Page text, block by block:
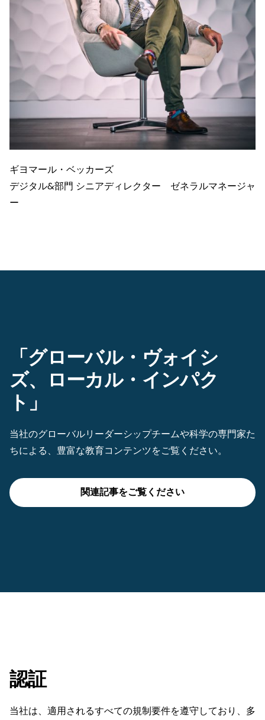
ギヨマール・ベッカーズ
デジタル&部門 シニアディレクター ゼネラルマネージャ
ー
「グローバル・ヴォイシ
ズ、ローカル・インパク
ト」
当社のグローバルリーダーシップチームや科学の専門家た
ちによる、豊富な教育コンテンツをご覧ください。
関連記事をご覧ください
認証
当社は、適用されるすべての規制要件を遵守しており、多